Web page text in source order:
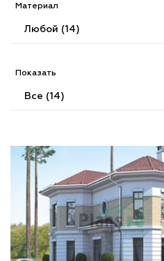
Материал
Любой (14)
Показать
Все (14)